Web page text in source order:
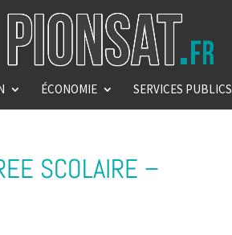
ÉCONOMIE SERVICES PUBLICS
SCOLAIRE –